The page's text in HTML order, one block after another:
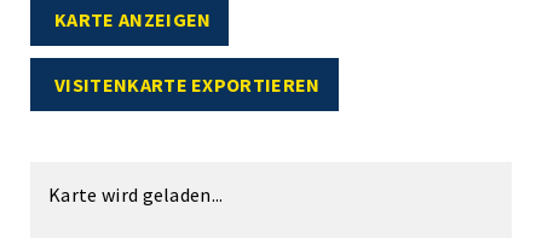
KARTE ANZEIGEN
VISITENKARTE EXPORTIEREN
Karte wird geladen...